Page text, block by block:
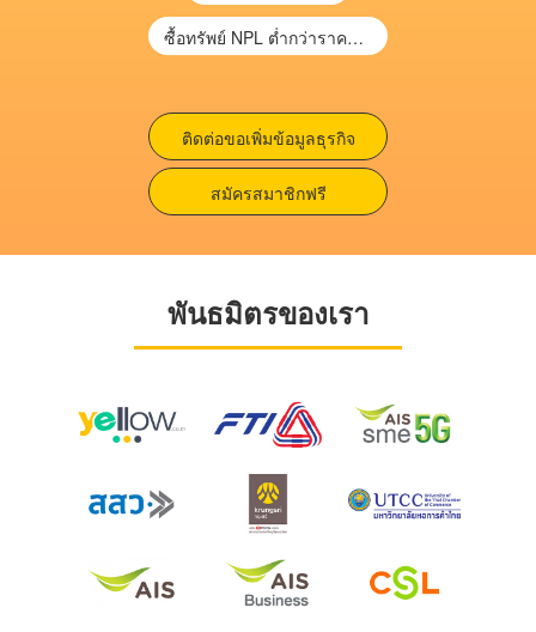
ซื้อทรัพย์ NPL ต่ำกว่าราคาตลาด 30-70% แบบไม่ต้องไปประมูล”
ติดต่อขอเพิ่มข้อมูลธุรกิจ
สมัครสมาชิกฟรี
พันธมิตรของเรา